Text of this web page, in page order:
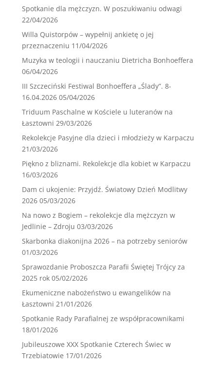
Spotkanie dla mężczyzn. W poszukiwaniu odwagi
22/04/2026
Willa Quistorpów – wypełnij ankietę o jej
przeznaczeniu 11/04/2026
Muzyka w teologii i nauczaniu Dietricha Bonhoeffera
06/04/2026
III Szczeciński Festiwal Bonhoeffera „Ślady”. 8-
16.04.2026 05/04/2026
Triduum Paschalne w Kościele u luteranów na
Łasztowni 29/03/2026
Rekolekcje Pasyjne dla dzieci i młodzieży w Karpaczu
21/03/2026
Piękno z bliznami. Rekolekcje dla kobiet w Karpaczu
16/03/2026
Dam ci ukojenie: Przyjdź. Światowy Dzień Modlitwy
2026 05/03/2026
Na nowo z Bogiem – rekolekcje dla mężczyzn w
Jedlinie – Zdroju 03/03/2026
Skarbonka diakonijna 2026 – na potrzeby seniorów
01/03/2026
Sprawozdanie Proboszcza Parafii Świętej Trójcy za
2025 rok 05/02/2026
Ekumeniczne nabożeństwo u ewangelików na
Łasztowni 21/01/2026
Spotkanie Rady Parafialnej ze współpracownikami
18/01/2026
Jubileuszowe XXX Spotkanie Czterech Świec w
Trzebiatowie 17/01/2026